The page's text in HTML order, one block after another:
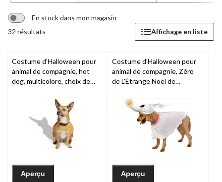
En stock dans mon magasin
32 résultats
Affichage en liste
Costume d'Halloween pour
animal de compagnie, hot
dog, multicolore, choix de
Aperçu
Costume d'Halloween pour
animal de compagnie, Zéro
de L'Étrange Noël de
multicolore, choix de tailles
Aperçu